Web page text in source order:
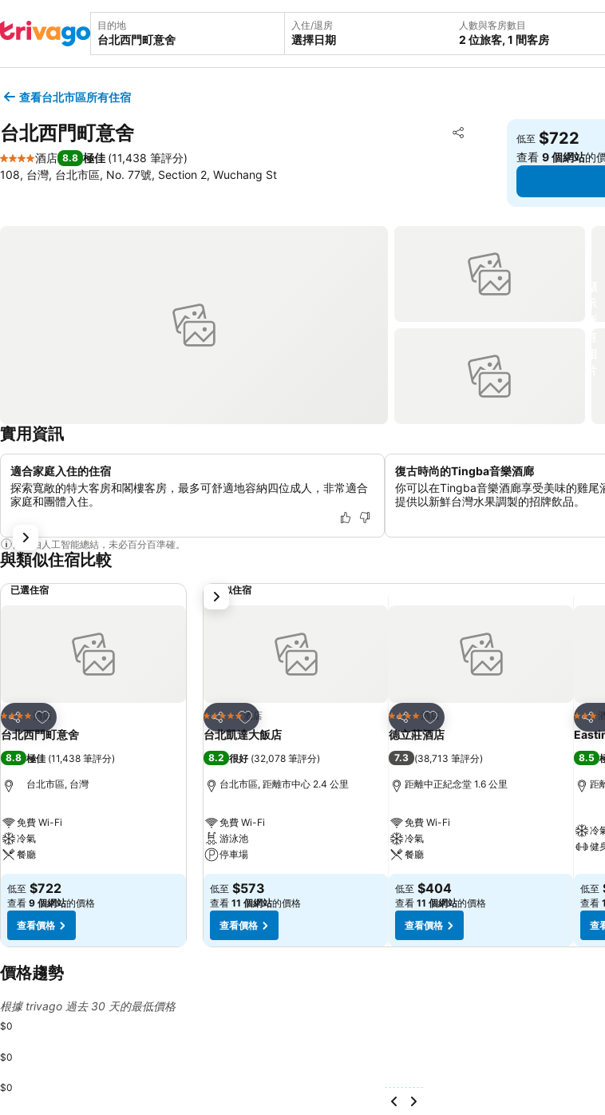
目的地 入住/退房
選擇日期
人數與客房數目
2 位旅客, 1 間客房
查看台北市區所有住宿
台北西門町意舍 分享
放到收藏夾
4 星級
酒店 8.8 極佳 (11,438 筆評分)
108, 台灣, 台北市區, No. 77號, Section 2, Wuchang St
低至 $722
查看9 個網站的
實用資訊
適合家庭入住的住宿
探索寬敞的特大客房和閣樓客房，最多可舒適地容納四位成人，非常適合
家庭和團體入住。
復古時尚的Tingba音樂酒廊
你可以在Tingba音樂酒廊享受美味的雞尾
提供以新鮮台灣水果調製的招牌飲品。
內容由人工智能總結，未必百分百準確。
與類似住宿比較
已選住宿
分享
放到收藏夾
4 星級 酒店
台北西門町意舍
8.8 極佳 (11,438 筆評分)
台北市區, 台灣
免費 Wi-Fi
冷氣
餐廳
低至 $722
查看 9 個網站的價格
查看價格
類似住宿
分享
放到收藏夾
5 星級 酒店
台北凱達大飯店
8.2 很好 (32,078 筆評分)
台北市區, 距離市中心 2.4 公里
免費 Wi-Fi
游泳池
停車場
低至 $573
查看 11 個網站的價格
查看價格
分享
放到收藏夾
4 星級 酒店
德立莊酒店
7.3 (38,713 筆評分)
距離中正紀念堂 1.6 公里
免費 Wi-Fi
冷氣
餐廳
低至 $404
查看 11 個網站的價格
查看價格
分享
3 星級
8.5
距
冷
健
低至
查看
查
下一步
價格趨勢
根據 trivago 過去 30 天的最低價格
$0
$0
$0